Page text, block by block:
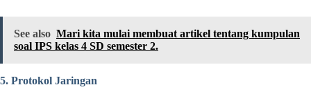
See also Mari kita mulai membuat artikel tentang kumpulan
soal IPS kelas 4 SD semester 2.
5. Protokol Jaringan